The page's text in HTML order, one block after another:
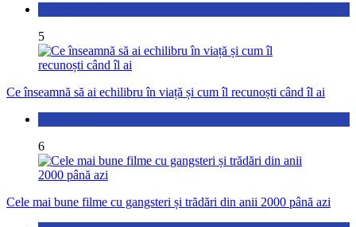
5
Ce înseamnă să ai echilibru în viață și cum îl recunoști când îl ai
6
Cele mai bune filme cu gangsteri și trădări din anii 2000 până azi